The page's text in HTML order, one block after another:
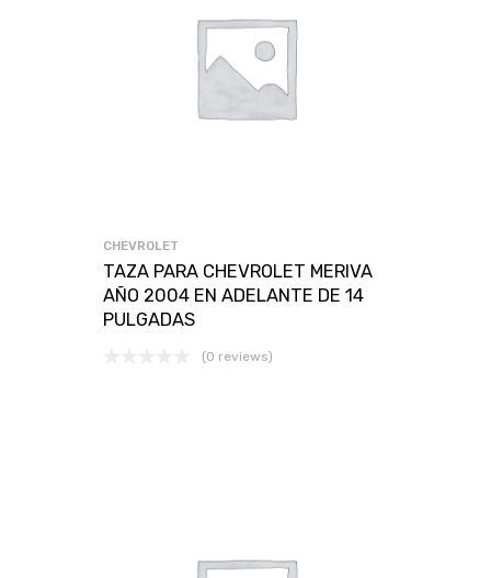
CHEVROLET
TAZA PARA CHEVROLET MERIVA
AÑO 2004 EN ADELANTE DE 14
PULGADAS
(0 reviews)